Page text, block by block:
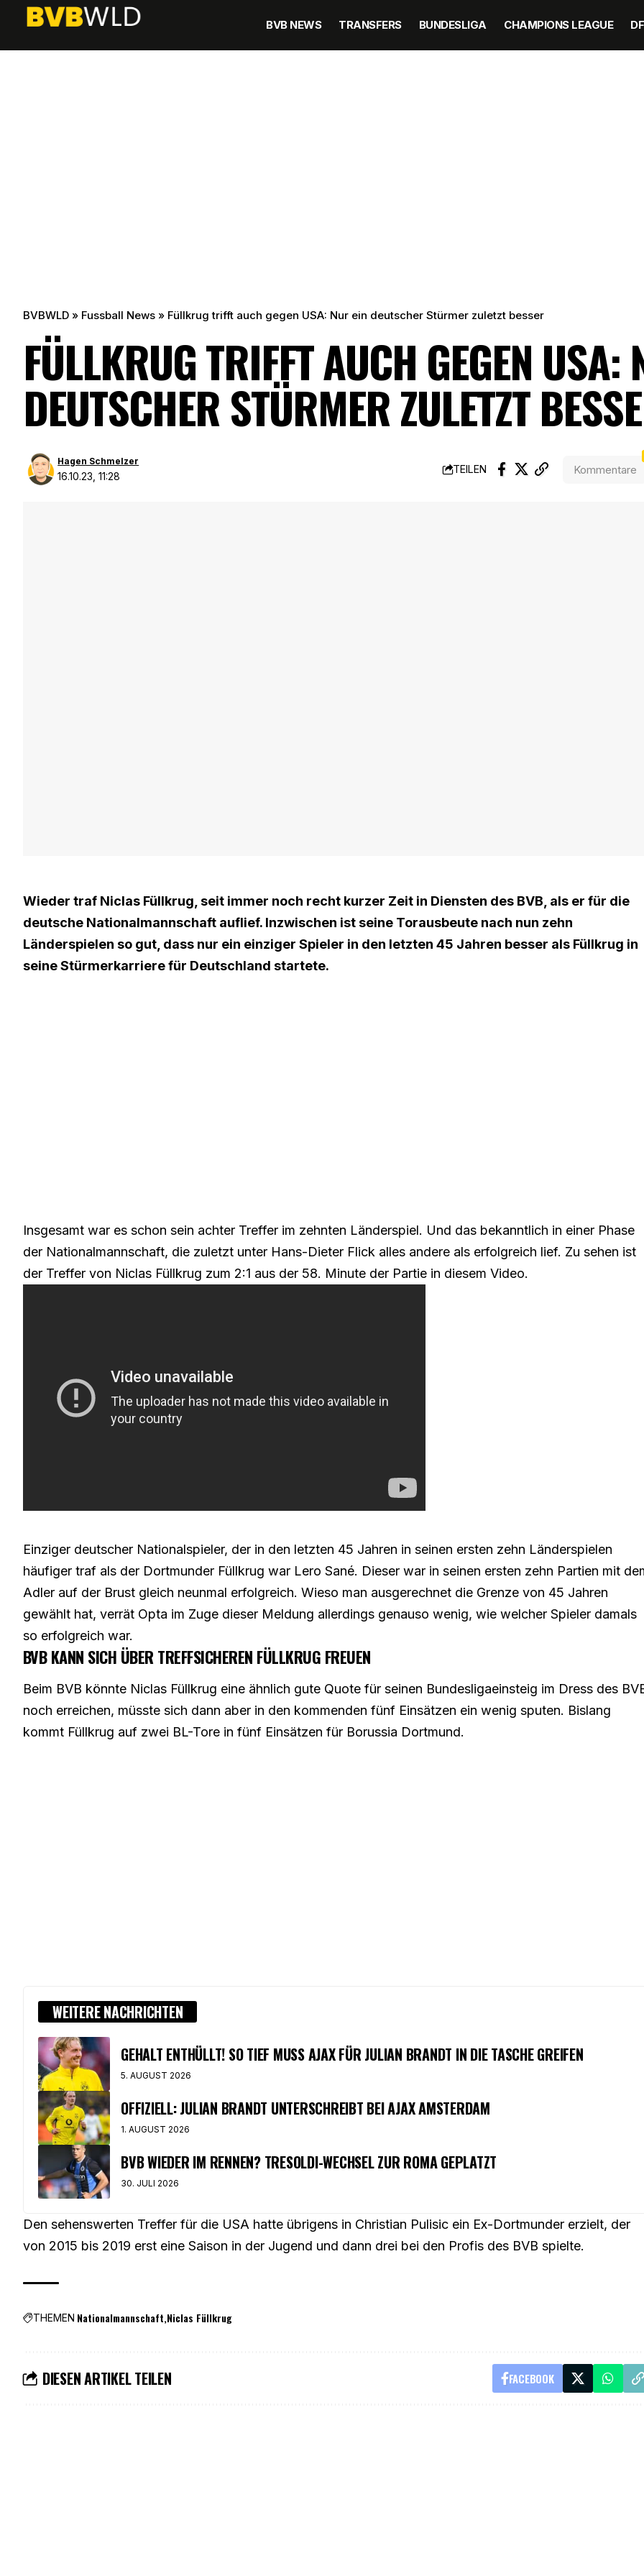
BVB NEWS TRANSFERS BUNDESLIGA CHAMPIONS LEAGUE
BVBWLD » Fussball News » Füllkrug trifft auch gegen USA: Nur ein deutscher Stürmer zuletzt besser
FÜLLKRUG TRIFFT AUCH GEGEN USA:
DEUTSCHER STÜRMER ZULETZT
16.10.23, 11:28
Hagen Schmelzer
TEILEN Kommentare
Wieder traf Niclas Füllkrug, seit immer noch recht kurzer Zeit in Diensten des BVB, als er für die
deutsche Nationalmannschaft auflief. Inzwischen ist seine Torausbeute nach nun zehn
Länderspielen so gut, dass nur ein einziger Spieler in den letzten 45 Jahren besser als Füllkrug in
seine Stürmerkarriere für Deutschland startete.
Insgesamt war es schon sein achter Treffer im zehnten Länderspiel. Und das bekanntlich in einer Phase
der Nationalmannschaft, die zuletzt unter Hans-Dieter Flick alles andere als erfolgreich lief. Zu sehen ist
der Treffer von Niclas Füllkrug zum 2:1 aus der 58. Minute der Partie in diesem Video.
Einziger deutscher Nationalspieler, der in den letzten 45 Jahren in seinen ersten zehn Länderspielen
häufiger traf als der Dortmunder Füllkrug war Lero Sané. Dieser war in seinen ersten zehn Partien mit
Adler auf der Brust gleich neunmal erfolgreich. Wieso man ausgerechnet die Grenze von 45 Jahren
gewählt hat, verrät Opta im Zuge dieser Meldung allerdings genauso wenig, wie welcher Spieler damals
so erfolgreich war.
BVB KANN SICH ÜBER TREFFSICHEREN FÜLLKRUG FREUEN
Beim BVB könnte Niclas Füllkrug eine ähnlich gute Quote für seinen Bundesligaeinsteig im Dress des
noch erreichen, müsste sich dann aber in den kommenden fünf Einsätzen ein wenig sputen. Bislang
kommt Füllkrug auf zwei BL-Tore in fünf Einsätzen für Borussia Dortmund.
WEITERE NACHRICHTEN
GEHALT ENTHÜLLT! SO TIEF MUSS AJAX FÜR JULIAN BRANDT IN DIE TASCHE GREIFEN
5. AUGUST 2026
OFFIZIELL: JULIAN BRANDT UNTERSCHREIBT BEI AJAX AMSTERDAM
1. AUGUST 2026
BVB WIEDER IM RENNEN? TRESOLDI-WECHSEL ZUR ROMA GEPLATZT
30. JULI 2026
Den sehenswerten Treffer für die USA hatte übrigens in Christian Pulisic ein Ex-Dortmunder erzielt, der
von 2015 bis 2019 erst eine Saison in der Jugend und dann drei bei den Profis des BVB spielte.
THEMEN Nationalmannschaft Niclas Füllkrug
DIESEN ARTIKEL TEILEN FACEBOOK